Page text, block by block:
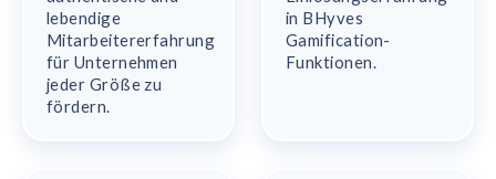
lebendige
Mitarbeitererfahrung
für Unternehmen
jeder Größe zu
fördern.
in BHyves
Gamification-
Funktionen.